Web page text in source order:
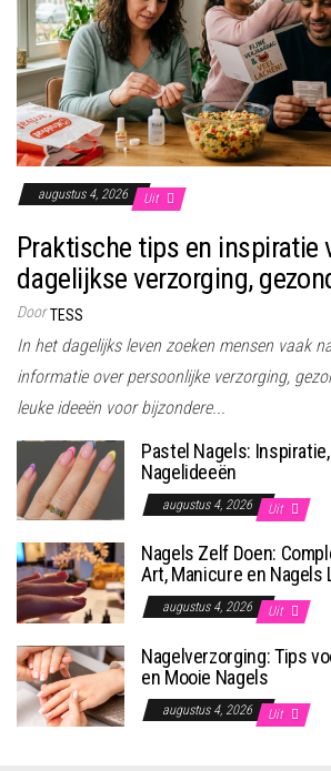
augustus 4, 2026 Uit
Praktische tips en inspiratie
dagelijkse verzorging,
Door TESS
In het dagelijks leven zoeken mensen vaak
informatie over persoonlijke verzorging,
leuke ideeën voor bijzondere...
Pastel Nagels:
Nagelideeën
augustus 4, 2026 Uit
Nagels Zelf Doen:
Art, Manicure en Nagels
augustus 4, 2026 Uit
Nagelverzorging: Tips
en Mooie Nagels
augustus 4, 2026 Uit